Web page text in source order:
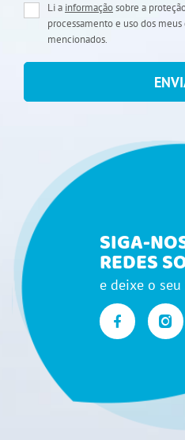
Li a informaçãosobre a
processamento e uso dos meus
mencionados.
SIGA-
REDES
e deixe o